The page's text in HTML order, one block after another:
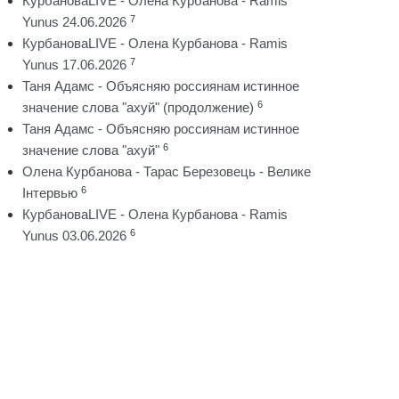
Yunus 24.06.2026 7
КурбановаLIVE - Олена Курбанова - Ramis
Yunus 17.06.2026 7
Таня Адамс - Объясняю россиянам истинное
значение слова "ахуй" (продолжение) 6
Таня Адамс - Объясняю россиянам истинное
значение слова "ахуй" 6
Олена Курбанова - Тарас Березовець - Велике
Інтервью 6
КурбановаLIVE - Олена Курбанова - Ramis
Yunus 03.06.2026 6